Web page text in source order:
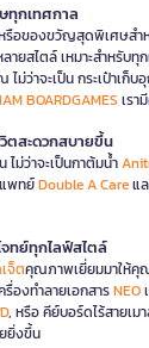
ทุกเทศกาล
อของขวัญสุดพิเศษสำห
ายสไตล์ เหมาะสำหรับ
ม่ว่าจะเป็น กระเป๋าเก็
BOARDGAMES เรา
ตสะดวกสบายขึ้น
ไม่ว่าจะเป็นกาต้มน้ำ
พทย์Double A Careแ
ทย์ทุกไลฟ์สไตล์
จ็ตคุณภาพเยี่ยมมาให้คุ
องทำลายเอกสารNEO
, หรือ คีย์บอร์ดไร้สายเม
ยิ่งขึ้น